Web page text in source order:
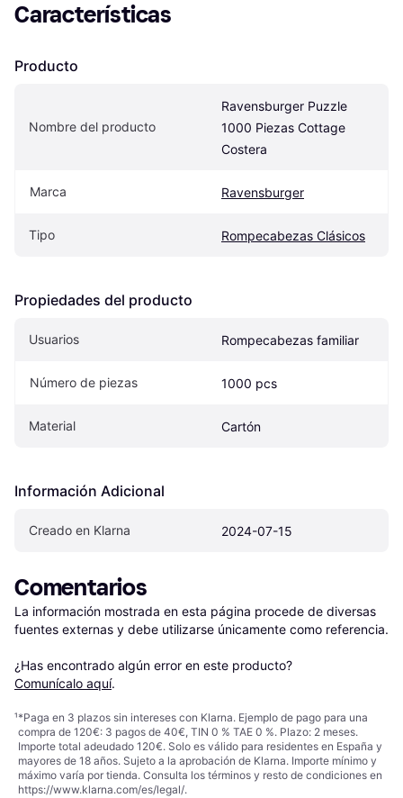
Características
Producto
Nombre del producto
Ravensburger Puzzle
1000 Piezas Cottage
Costera
Marca Ravensburger
Tipo Rompecabezas Clásicos
Propiedades del producto
Usuarios Rompecabezas familiar
Número de piezas 1000 pcs
Material Cartón
Información Adicional
Creado en Klarna 2024-07-15
Comentarios
La información mostrada en esta página procede de diversas
fuentes externas y debe utilizarse únicamente como referencia.
¿Has encontrado algún error en este producto?
Comunícalo aquí.
¹*Paga en 3 plazos sin intereses con Klarna. Ejemplo de pago para una
compra de 120€: 3 pagos de 40€, TIN 0 % TAE 0 %. Plazo: 2 meses.
Importe total adeudado 120€. Solo es válido para residentes en España y
mayores de 18 años. Sujeto a la aprobación de Klarna. Importe mínimo y
máximo varía por tienda. Consulta los términos y resto de condiciones en
https://www.klarna.com/es/legal/.